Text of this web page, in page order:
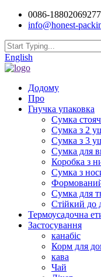
0086-18802069277
info@honest-
English
Додому
Про
Гнучка упаковка
Сумка
Сумка з 2
Сумка з 3
Сумка для
Коробка з
Сумка з
Сумка для
Стійкий до
Термоусадочна
Застосування
канабіс
Корм для
кава
Чай